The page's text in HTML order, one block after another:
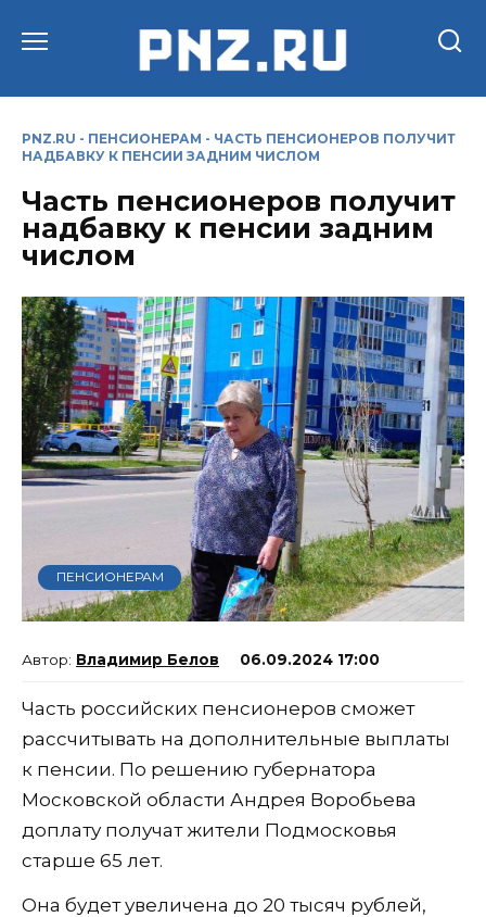
PNZ.RU - ПЕНСИОНЕРАМ - ЧАСТЬ ПЕНСИОНЕРОВ ПОЛУЧИТ
НАДБАВКУ К ПЕНСИИ ЗАДНИМ ЧИСЛОМ
Часть пенсионеров получит
надбавку к пенсии задним
числом
ПЕНСИОНЕРАМ
Владимир Белов 06.09.2024 17:00
Часть российских пенсионеров сможет
рассчитывать на дополнительные выплаты
к пенсии. По решению губернатора
Московской области Андрея Воробьева
доплату получат жители Подмосковья
старше 65 лет.
Она будет увеличена до 20 тысяч рублей,